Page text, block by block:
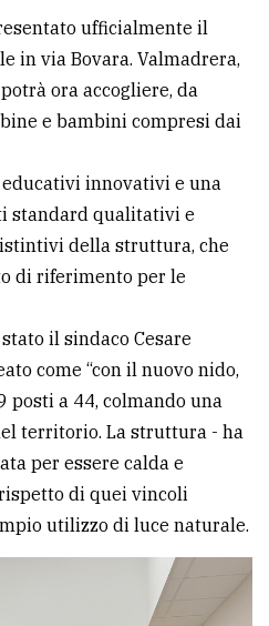
ufficialmente il
in via Bovara. Valmadrera,
ora accogliere, da
e bambini compresi dai
innovativi e una
standard qualitativi e
della struttura, che
di riferimento per le
il sindaco Cesare
come “con il nuovo nido,
posti a 44, colmando una
territorio. La struttura - ha
per essere calda e
di quei vincoli
utilizzo di luce naturale.